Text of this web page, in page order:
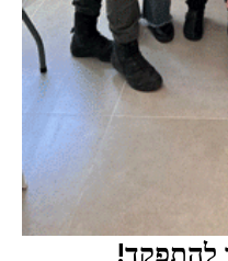
להתפקד!